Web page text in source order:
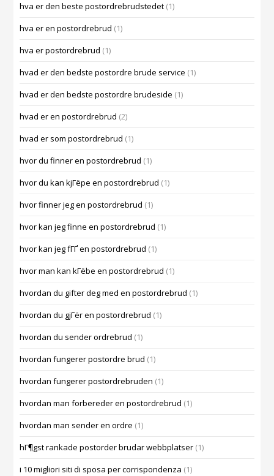
hva er den beste postordrebrudstedet (1)
hva er en postordrebrud (1)
hva er postordrebrud (1)
hvad er den bedste postordre brude service (1)
hvad er den bedste postordre brudeside (1)
hvad er en postordrebrud (2)
hvad er som postordrebrud (1)
hvor du finner en postordrebrud (1)
hvor du kan kjГёpe en postordrebrud (1)
hvor finner jeg en postordrebrud (1)
hvor kan jeg finne en postordrebrud (1)
hvor kan jeg fГҐ en postordrebrud (1)
hvor man kan kГёbe en postordrebrud (1)
hvordan du gifter deg med en postordrebrud (1)
hvordan du gjГёr en postordrebrud (1)
hvordan du sender ordrebrud (1)
hvordan fungerer postordre brud (1)
hvordan fungerer postordrebruden (1)
hvordan man forbereder en postordrebrud (1)
hvordan man sender en ordre (1)
hГ¶gst rankade postorder brudar webbplatser (1)
i 10 migliori siti di sposa per corrispondenza (1)